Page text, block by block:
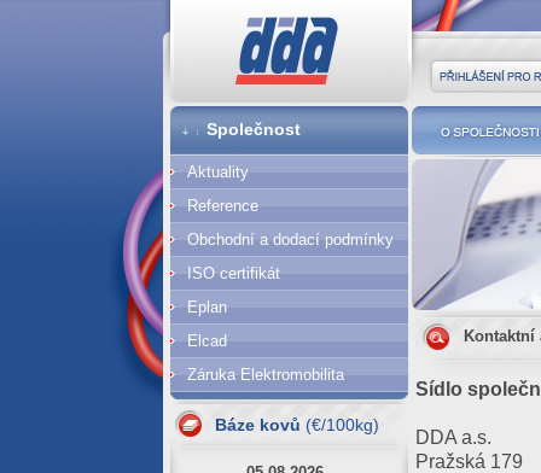
Kontaktní
Sídlo
DDA a.s.
Pražská 179
O
Společnost
Aktuality
Reference
Obchodní a dodací podmínky
ISO certifikát
Eplan
Elcad
Záruka Elektromobilita
Báze kovů (€/100kg)
06.08.2026
Al = 417.66
Cu = 1267.53
Přihlášení pro